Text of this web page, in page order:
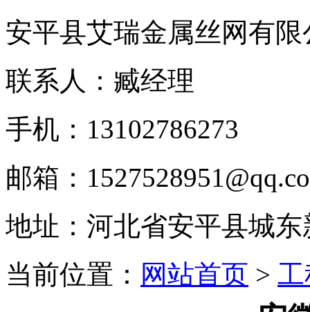
安平县艾瑞金属丝网有限
联系人：臧经理
手机：13102786273
邮箱：
地址：河北省安平县城
当前位置： 网站首页 >